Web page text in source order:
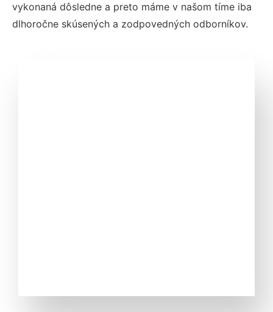
vykonaná dôsledne a preto máme v našom tíme iba
dlhoročne skúsených a zodpovedných odborníkov.